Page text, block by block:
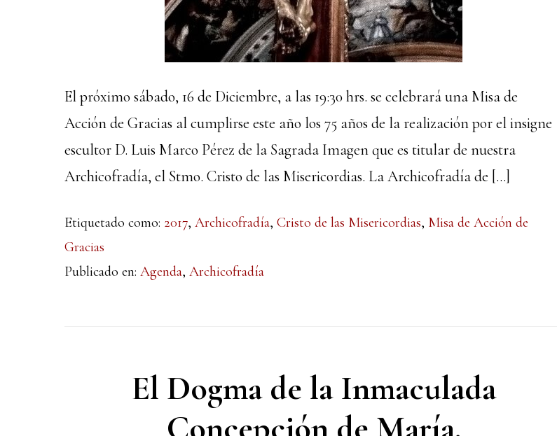
El próximo sábado, 16 de Diciembre, a las 19:30 hrs. se celebrará una Misa de
Acción de Gracias al cumplirse este año los 75 años de la realización por el insigne
escultor D. Luis Marco Pérez de la Sagrada Imagen que es titular de nuestra
Archicofradía, el Stmo. Cristo de las Misericordias. La Archicofradía de […]
Etiquetado como: 2017, Archicofradía, Cristo de las Misericordias, Misa de Acción de
Gracias
Publicado en: Agenda, Archicofradía
El Dogma de la Inmaculada